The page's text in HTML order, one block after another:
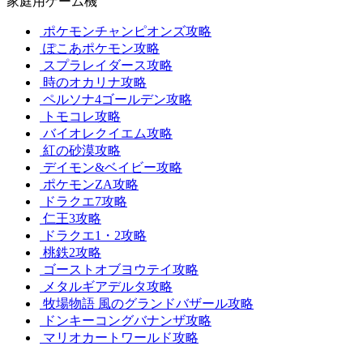
ポケモンチャンピオンズ攻略
ぽこあポケモン攻略
スプラレイダース攻略
時のオカリナ攻略
ペルソナ4ゴールデン攻略
トモコレ攻略
バイオレクイエム攻略
紅の砂漠攻略
デイモン&ベイビー攻略
ポケモンZA攻略
ドラクエ7攻略
仁王3攻略
ドラクエ1・2攻略
桃鉄2攻略
ゴーストオブヨウテイ攻略
メタルギアデルタ攻略
牧場物語 風のグランドバザール攻略
ドンキーコングバナンザ攻略
マリオカートワールド攻略